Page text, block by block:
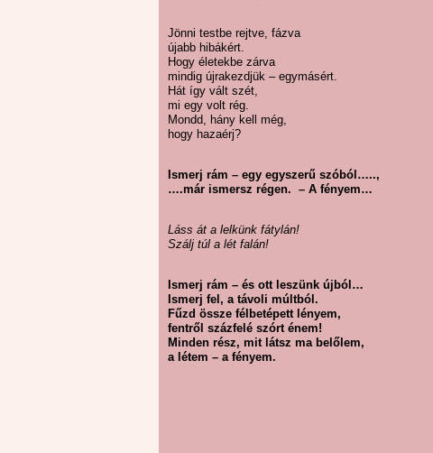
Jönni testbe rejtve, fázva
újabb hibákért.
Hogy életekbe zárva
mindig újrakezdjük – egymásért.
Hát így vált szét,
mi egy volt rég.
Mondd, hány kell még,
hogy hazaérj?
Ismerj rám – egy egyszerű szóból…..,
….már ismersz régen. – A fényem…
Láss át a lelkünk fátylán!
Szálj túl a lét falán!
Ismerj rám – és ott leszünk újból…
Ismerj fel, a távoli múltból.
Fűzd össze félbetépett lényem,
fentről százfelé szórt énem!
Minden rész, mit látsz ma belőlem,
a létem – a fényem.